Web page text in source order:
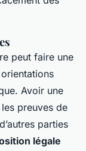
peut faire une
Avoir une
preuves de
parties
légale